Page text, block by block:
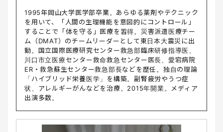
1995年岡山大学医学部卒業。あらゆる薬剤やテクニック
を用いて、「人間の生理機能を意図的にコントロール」
することで「体を守る」医療を習得。災害派遣医療チー
ム（DMAT）のチームリーダーとして東日本大震災に出
動。国立国際医療研究センター救急部臨床研修指導医、
川口市立医療センター救命救急センター医長、愛宕病院
ER・救急蘇生センター救急部長などを歴任。独自の理論
「ハイブリッド栄養医学」を構築。副腎疲労やうつ症
状、アレルギーがんなどを治療。2015年開業。メディア
出演多数。